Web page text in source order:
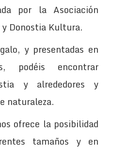
por la Asociación
Donostia Kultura.
y presentadas en
podéis encontrar
y alrededores y
naturaleza.
ofrece la posibilidad
tamaños y en